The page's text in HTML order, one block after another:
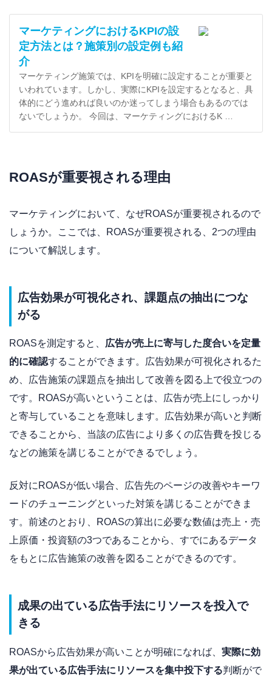
マーケティングにおけるKPIの設
定方法とは？施策別の設定例も紹
介
マーケティング施策では、KPIを明確に設定することが重要と
いわれています。しかし、実際にKPIを設定するとなると、具
体的にどう進めれば良いのか迷ってしまう場合もあるのでは
ないでしょうか。 今回は、マーケティングにおけるK …
ROASが重要視される理由
マーケティングにおいて、なぜROASが重要視されるので
しょうか。ここでは、ROASが重要視される、2つの理由
について解説します。
広告効果が可視化され、課題点の抽出につな
がる
ROASを測定すると、 広告が売上に寄与した度合いを定量
的に確認することができます。広告効果が可視化されるた
め、広告施策の課題点を抽出して改善を図る上で役立つの
です。ROASが高いということは、広告が売上にしっかり
と寄与していることを意味します。広告効果が高いと判断
できることから、当該の広告により多くの広告費を投じる
などの施策を講じることができるでしょう。
反対にROASが低い場合、広告先のページの改善やキーワ
ードのチューニングといった対策を講じることができま
す。前述のとおり、ROASの算出に必要な数値は売上・売
上原価・投資額の3つであることから、すでにあるデータ
をもとに広告施策の改善を図ることができるのです。
成果の出ている広告手法にリソースを投入で
きる
ROASから広告効果が高いことが明確になれば、 実際に効
果が出ている広告手法にリソースを集中投下する判断がで